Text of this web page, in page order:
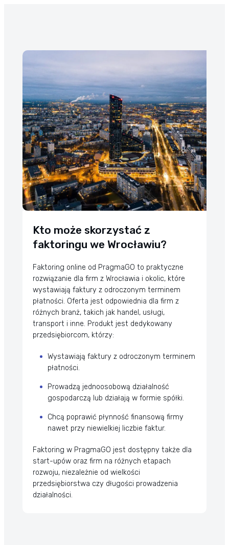
Kto może skorzystać z
faktoringu we Wrocławiu?
Faktoring online od PragmaGO to praktyczne
rozwiązanie dla firm z Wrocławia i okolic, które
wystawiają faktury z odroczonym terminem
płatności. Oferta jest odpowiednia dla firm z
różnych branż, takich jak handel, usługi,
transport i inne. Produkt jest dedykowany
przedsiębiorcom, którzy:
Wystawiają faktury z odroczonym terminem
płatności.
Prowadzą jednoosobową działalność
gospodarczą lub działają w formie spółki.
Chcą poprawić płynność finansową firmy
nawet przy niewielkiej liczbie faktur.
Faktoring w PragmaGO jest dostępny także dla
start-upów oraz firm na różnych etapach
rozwoju, niezależnie od wielkości
przedsiębiorstwa czy długości prowadzenia
działalności.